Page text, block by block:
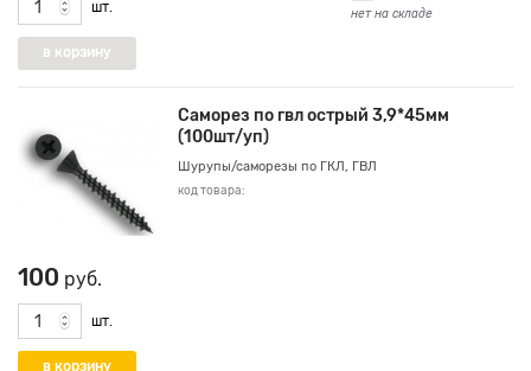
шт. нет на складе
Саморез по гвл острый 3,9*45мм
(100шт/уп)
Шурупы/саморезы по ГКЛ, ГВЛ
код товара:
100 руб.
шт.